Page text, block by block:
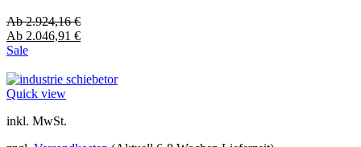
Ab2.924,16€
Ab 2.046,91 €
Sale
Quick view
inkl. MwSt.